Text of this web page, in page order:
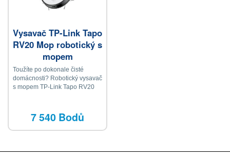
Vysavač TP-Link Tapo
RV20 Mop robotický s
mopem
Toužíte po dokonale čisté
domácnosti? Robotický vysavač
s mopem TP-Link Tapo RV20
7 540 Bodů